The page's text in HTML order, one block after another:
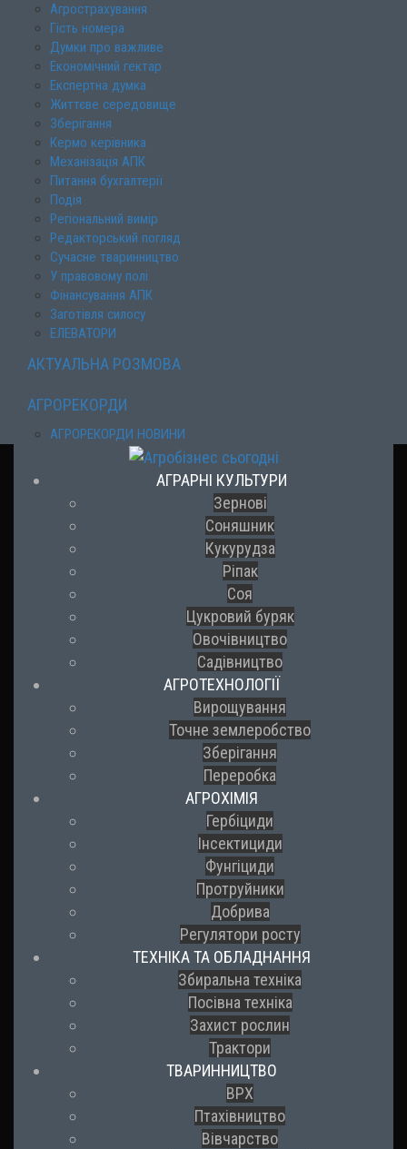
Агрострахування
Гість номера
Думки про важливе
Економічний гектар
Експертна думка
Життєве середовище
Зберігання
Кермо керівника
Механізація АПК
Питання бухгалтерії
Подія
Регіональний вимір
Редакторський погляд
Сучасне тваринництво
У правовому полі
Фінансування АПК
Заготівля силосу
ЕЛЕВАТОРИ
АКТУАЛЬНА РОЗМОВА
АГРОРЕКОРДИ
АГРОРЕКОРДИ НОВИНИ
АГРАРНІ КУЛЬТУРИ
Зернові
Соняшник
Кукурудза
Ріпак
Соя
Цукровий буряк
Овочівництво
Садівництво
АГРОТЕХНОЛОГІЇ
Вирощування
Точне землеробство
Зберігання
Переробка
АГРОХІМІЯ
Гербіциди
Інсектициди
Фунгіциди
Протруйники
Добрива
Регулятори росту
ТЕХНІКА ТА ОБЛАДНАННЯ
Збиральна техніка
Посівна техніка
Захист рослин
Трактори
ТВАРИННИЦТВО
ВРХ
Птахівництво
Вівчарство